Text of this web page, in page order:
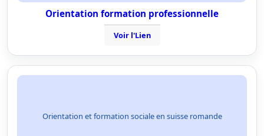
Orientation formation professionnelle
Voir l'Lien
Orientation et formation sociale en suisse romande